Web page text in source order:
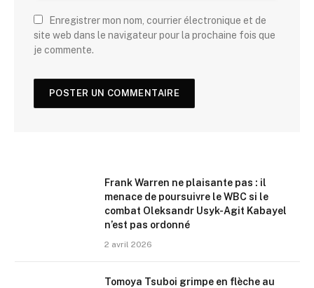
Enregistrer mon nom, courrier électronique et de
site web dans le navigateur pour la prochaine fois que
je commente.
Frank Warren ne plaisante pas : il
menace de poursuivre le WBC si le
combat Oleksandr Usyk-Agit Kabayel
n’est pas ordonné
2 avril 2026
Tomoya Tsuboi grimpe en flèche au